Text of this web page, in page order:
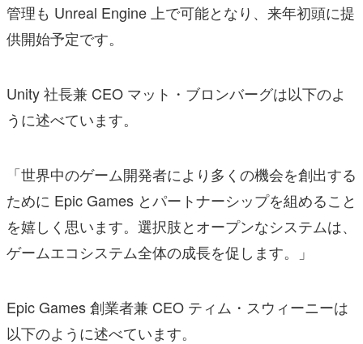
管理も Unreal Engine 上で可能となり、来年初頭に提
供開始予定です。
Unity 社長兼 CEO マット・ブロンバーグは以下のよ
うに述べています。
「世界中のゲーム開発者により多くの機会を創出する
ために Epic Games とパートナーシップを組めること
を嬉しく思います。選択肢とオープンなシステムは、
ゲームエコシステム全体の成長を促します。」
Epic Games 創業者兼 CEO ティム・スウィーニーは
以下のように述べています。